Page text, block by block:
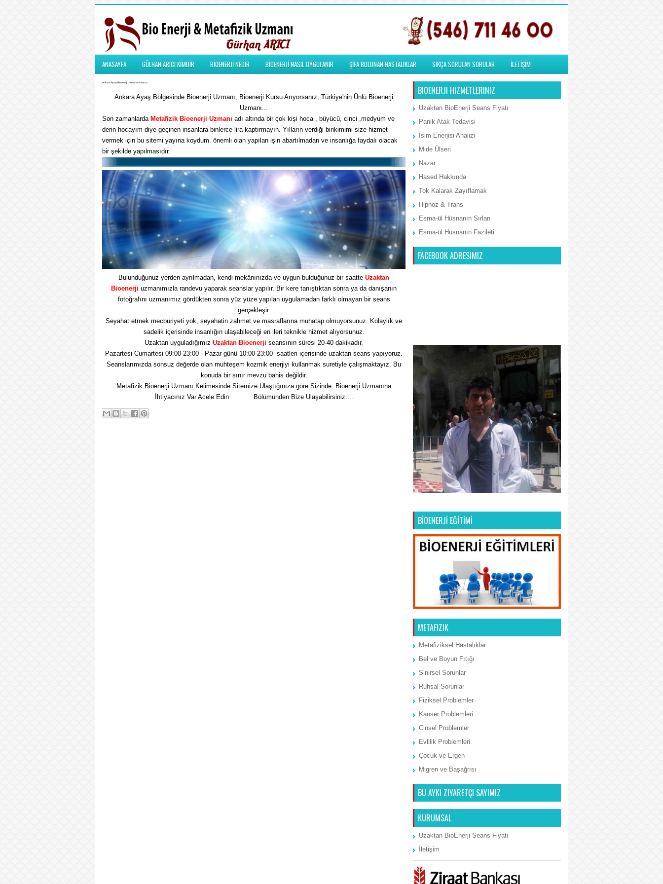
ANASAYFA GÜLHAN ARICI KİMDİR BİOENERJİ NEDİR BİOENERJİ NASIL UYGULANIR ŞİFA BULUNAN HASTALIKLAR SIKÇA SORULAN SORULAR İLETİŞİM
Ankara Ayaş Bioenerji Uzmanı ve Kursu
Ankara Ayaş Bölgesinde Bioenerji Uzmanı, Bioenerji Kursu Arıyorsanız, Türkiye'nin Ünlü Bioenerji
Uzmanı...
Son zamanlarda Metafizik Bioenerji Uzmanı adı altında bir çok kişi hoca , büyücü, cinci ,medyum ve
derin hocayım diye geçinen insanlara binlerce lira kaptırmayın. Yılların verdiği birikimimi size hizmet
vermek için bu sitemi yayına koydum. önemli olan yapılan işin abartılmadan ve insanlığa faydalı olacak
bir şekilde yapılmasıdır.
Bulunduğunuz yerden ayrılmadan, kendi mekânınızda ve uygun bulduğunuz bir saatte Uzaktan
Bioenerji uzmanımızla randevu yaparak seanslar yapılır. Bir kere tanıştıktan sonra ya da danışanın
fotoğrafını uzmanımız gördükten sonra yüz yüze yapılan uygulamadan farklı olmayan bir seans
gerçekleşir.
Seyahat etmek mecburiyeti yok, seyahatin zahmet ve masraflarına muhatap olmuyorsunuz. Kolaylık ve
sadelik içerisinde insanlığın ulaşabileceği en ileri teknikle hizmet alıyorsunuz.
Uzaktan uyguladığımız Uzaktan Bioenerji seansının süresi 20-40 dakikadır.
Pazartesi-Cumartesi 09:00-23:00 - Pazar günü 10:00-23:00 saatleri içerisinde uzaktan seans yapıyoruz.
Seanslarımızda sonsuz değerde olan muhteşem kozmik enerjiyi kullanmak suretiyle çalışmaktayız. Bu
konuda bir sınır mevzu bahis değildir.
Metafizik Bioenerji Uzmanı Kelimesinde Sitemize Ulaştığınıza göre Sizinde Bioenerji Uzmanına
İhtiyacınız Var Acele Edin
Bölümünden Bize Ulaşabilirsiniz....
BIOENERJI HIZMETLERINIZ
Uzaktan BioEnerji Seans Fiyatı
Panik Atak Tedavisi
İsim Enerjisi Analizi
Mide Ülseri
Nazar
Hased Hakkında
Tok Kalarak Zayıflamak
Hipnoz & Trans
Esma-ül Hüsnanın Sırları
Esma-ül Hüsnanın Fazileti
FACEBOOK ADRESIMIZ
BİOENERJİ EĞİTİMİ
METAFIZIK
Metafiziksel Hastalıklar
Bel ve Boyun Fıtığı
Sinirsel Sorunlar
Ruhsal Sorunlar
Fiziksel Problemler
Kanser Problemleri
Cinsel Problemler
Evlilik Problemleri
Çocuk ve Ergen
Migren ve Başağrısı
BU AYKI ZIYARETÇI SAYIMIZ
KURUMSAL
Uzaktan BioEnerji Seans Fiyatı
İletişim